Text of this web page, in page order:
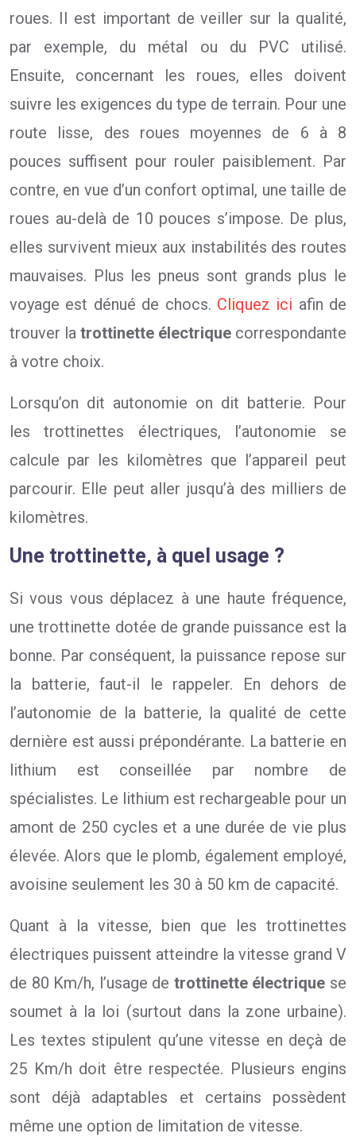
roues. Il est important de veiller sur la qualité,
par exemple, du métal ou du PVC utilisé.
Ensuite, concernant les roues, elles doivent
suivre les exigences du type de terrain. Pour une
route lisse, des roues moyennes de 6 à 8
pouces suffisent pour rouler paisiblement. Par
contre, en vue d’un confort optimal, une taille de
roues au-delà de 10 pouces s’impose. De plus,
elles survivent mieux aux instabilités des routes
mauvaises. Plus les pneus sont grands plus le
voyage est dénué de chocs. Cliquez ici afin de
trouver la trottinette électrique correspondante
à votre choix.
Lorsqu’on dit autonomie on dit batterie. Pour
les trottinettes électriques, l’autonomie se
calcule par les kilomètres que l’appareil peut
parcourir. Elle peut aller jusqu’à des milliers de
kilomètres.
Une trottinette, à quel usage ?
Si vous vous déplacez à une haute fréquence,
une trottinette dotée de grande puissance est la
bonne. Par conséquent, la puissance repose sur
la batterie, faut-il le rappeler. En dehors de
l’autonomie de la batterie, la qualité de cette
dernière est aussi prépondérante. La batterie en
lithium est conseillée par nombre de
spécialistes. Le lithium est rechargeable pour un
amont de 250 cycles et a une durée de vie plus
élevée. Alors que le plomb, également employé,
avoisine seulement les 30 à 50 km de capacité.
Quant à la vitesse, bien que les trottinettes
électriques puissent atteindre la vitesse grand V
de 80 Km/h, l’usage de trottinette électrique se
soumet à la loi (surtout dans la zone urbaine).
Les textes stipulent qu’une vitesse en deçà de
25 Km/h doit être respectée. Plusieurs engins
sont déjà adaptables et certains possèdent
même une option de limitation de vitesse.